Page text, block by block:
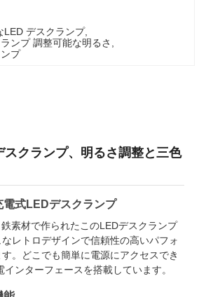
LED デスクランプ,
ンプ 調整可能な明るさ
プ
スクランプ、明るさ調整と三色
電式LEDデスクランプ
素材で作られたこのLEDデスクランプ
レトロデザインで信頼性の高いパフォ
。どこでも簡単に電源にアクセスでき
ンターフェースを搭載しています。